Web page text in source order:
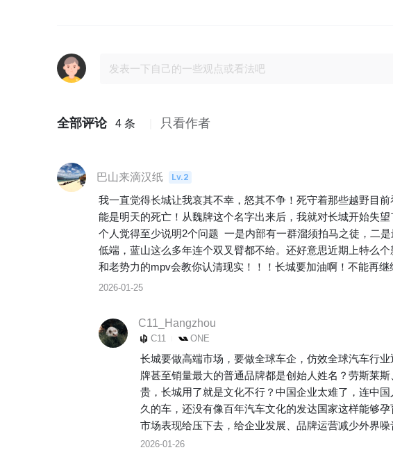
全部评论 4 条 只看作者
巴山来滴汉纸
Lv.2
我一直觉得长城让我哀其不幸，怒其不争！死守着那些越野目
能是明天的死亡！从魏牌这个名字出来后，我就对长城开始失
个人觉得至少说明2个问题  一是内部有一群溜须拍马之徒，二
低端，蓝山这么多年连个双叉臂都不给。还好意思近期上特么
和老势力的mpv会教你认清现实！！！长城要加油啊！不能再继
2026-01-25
C11_Hangzhou
C11 ONE
长城要做高端市场，要做全球车企，仿效全球汽车行
牌甚至销量最大的普通品牌都是创始人姓名？劳斯莱
贵，长城用了就是文化不行？中国企业太难了，连中
久的车，还没有像百年汽车文化的发达国家这样能够
市场表现给压下去，给企业发展、品牌运营减少外界噪
2026-01-26